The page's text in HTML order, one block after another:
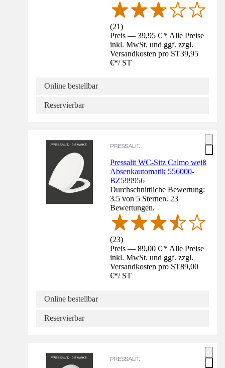
(21)
Preis — 39,95 € * Alle Preise
inkl. MwSt. und ggf. zzgl.
Versandkosten pro ST39,95
€*/ ST
Online bestellbar
Reservierbar
Pressalit WC-Sitz Calmo weiß
Absenkautomatik 556000-
BZ599956
Durchschnittliche Bewertung:
3.5 von 5 Sternen. 23
Bewertungen.
(23)
Preis — 89,00 € * Alle Preise
inkl. MwSt. und ggf. zzgl.
Versandkosten pro ST89,00
€*/ ST
Online bestellbar
Reservierbar